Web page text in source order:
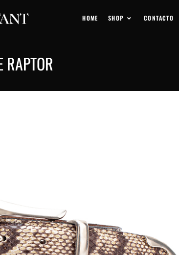
HOME SHOP CONTACTO
RAPTOR